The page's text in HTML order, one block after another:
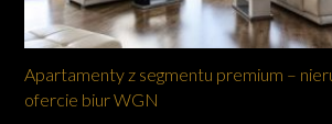
Apartamenty z segmentu premium –
ofercie biur WGN